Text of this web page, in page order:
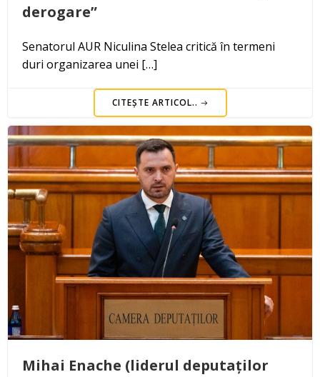
derogare”
Senatorul AUR Niculina Stelea critică în termeni
duri organizarea unei […]
CITEȘTE ARTICOL..
Mihai Enache (liderul deputaților